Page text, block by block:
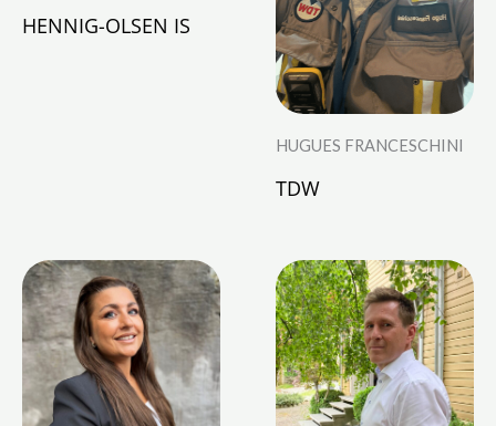
HENNIG-OLSEN IS
HUGUES FRANCESCHINI
TDW